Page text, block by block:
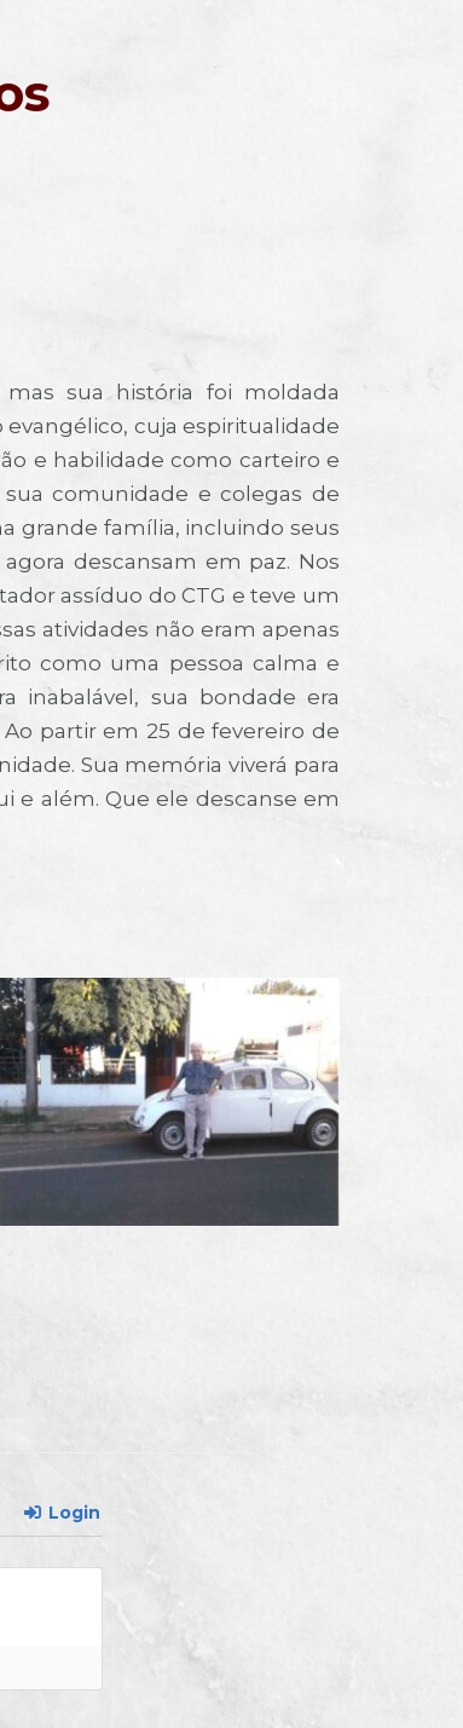
sua história foi moldada
cuja espiritualidade
e habilidade como carteiro e
comunidade e colegas de
grande família, incluindo seus
descansam em paz. Nos
assíduo do CTG e teve um
atividades não eram apenas
como uma pessoa calma e
inabalável, sua bondade era
partir em 25 de fevereiro de
Sua memória viverá para
e além. Que ele descanse em
Login